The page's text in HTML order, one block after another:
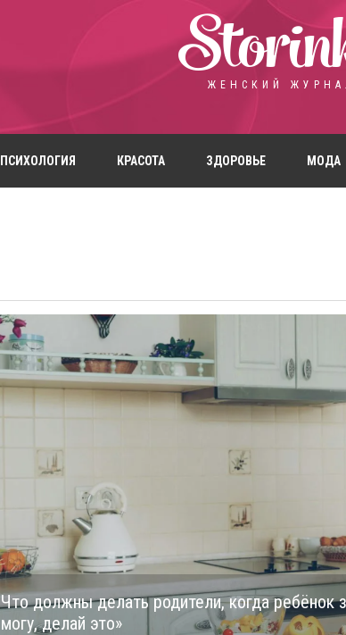
ЖЕНСКИЙ
ПСИХОЛОГИЯ КРАСОТА ЗДОРОВЬЕ МОДА
Что должны делать родители, когда ребёнок
могу, делай это»